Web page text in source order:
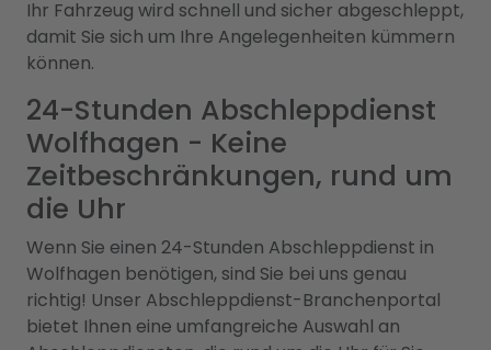
Ihr Fahrzeug wird schnell und sicher abgeschleppt,
damit Sie sich um Ihre Angelegenheiten kümmern
können.
24-Stunden Abschleppdienst
Wolfhagen - Keine
Zeitbeschränkungen, rund um
die Uhr
Wenn Sie einen 24-Stunden Abschleppdienst in
Wolfhagen benötigen, sind Sie bei uns genau
richtig! Unser Abschleppdienst-Branchenportal
bietet Ihnen eine umfangreiche Auswahl an